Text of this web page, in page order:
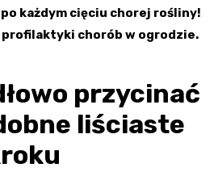
każdym cięciu chorej rośliny!
chorób w ogrodzie.
przycinać
liściaste